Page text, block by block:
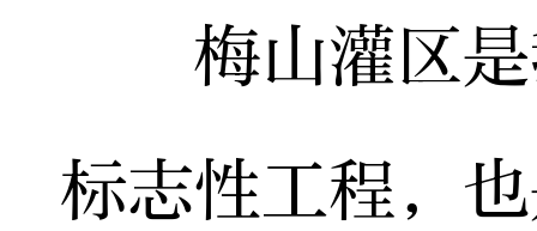
梅山灌区是
标志性工程，